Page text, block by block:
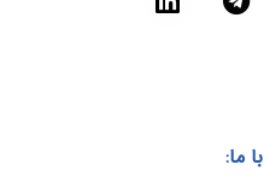
ما: